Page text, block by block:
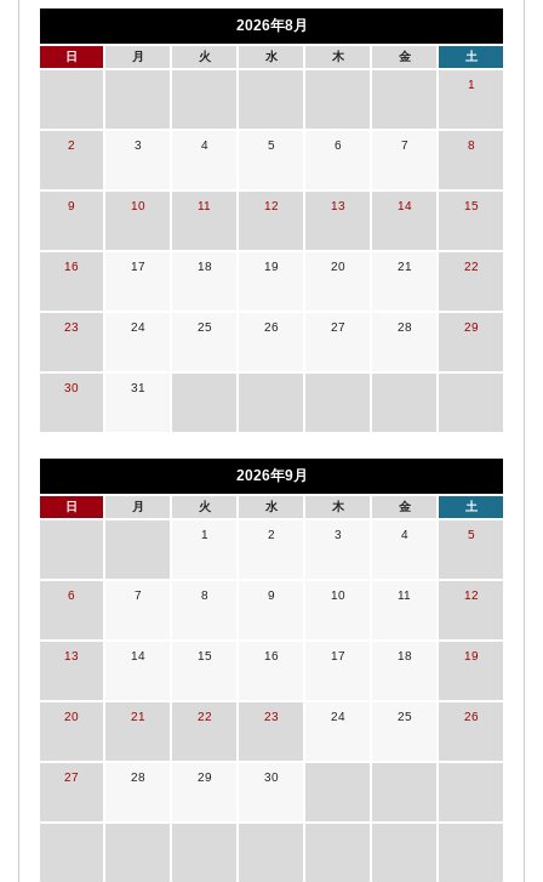
2026年8月
日 月 火 水 木 金 土
1
2 3 4 5 6 7 8
9 10 11 12 13 14 15
16 17 18 19 20 21 22
23 24 25 26 27 28 29
30 31
2026年9月
日 月 火 水 木 金 土
1 2 3 4 5
6 7 8 9 10 11 12
13 14 15 16 17 18 19
20 21 22 23 24 25 26
27 28 29 30